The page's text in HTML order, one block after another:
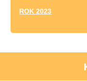
ROK 2023